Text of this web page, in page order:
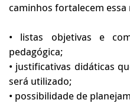
caminhos fortalecem essa
• listas objetivas e
pedagógica;
• justificativas didáticas
será utilizado;
• possibilidade de